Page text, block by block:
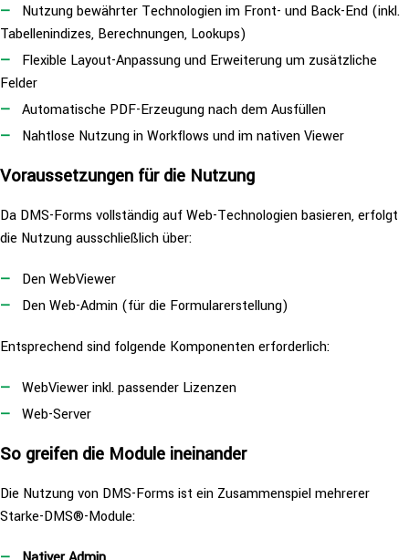
Nutzung bewährter Tech­no­lo­gien im Front- und Back-End (inkl.
Tabel­len­in­di­zes, Berech­nun­gen, Lookups)
Flexible Layout-Anpassung und Erwei­te­rung um zusätz­li­che
Felder
Auto­ma­ti­sche PDF-Erzeugung nach dem Ausfüllen
Nahtlose Nutzung in Workflows und im nativen Viewer
Vor­aus­set­zun­gen für die Nutzung
Da DMS-Forms voll­stän­dig auf Web-Tech­no­lo­gien basieren, erfolgt
die Nutzung aus­schließ­lich über:
Den WebViewer
Den Web-Admin (für die Formularerstellung)
Ent­spre­chend sind folgende Kom­po­nen­ten erforderlich:
WebViewer inkl. passender Lizenzen
Web-Server
So greifen die Module ineinander
Die Nutzung von DMS-Forms ist ein Zusam­men­spiel mehrerer
Starke-DMS®-Module: